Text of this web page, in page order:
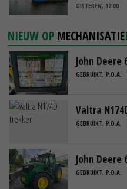
GISTEREN, 12:00
NIEUW OP MECHANISATIE
John Deere
GEBRUIKT, P.O.A.
Valtra
GEBRUIKT, P.O.A.
John Deere
GEBRUIKT, P.O.A.